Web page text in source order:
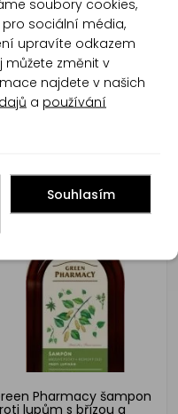
Energy
šampon pro
a lesk vlasů 946
The Doctor Health & Care
Burdock Energy šampon
proti vypadávání vlasů 946
Pharmacy šampon
lupům s břízou a
soubory cookies,
sociální média,
upravíte odkazem
můžete změnit v
najdete v našich
a používání
Souhlasím